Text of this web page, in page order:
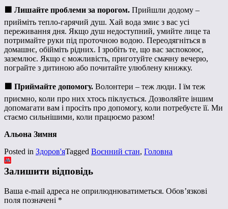
Лишайте проблеми за порогом. Прийшли додому –
прийміть тепло-гарячий душ. Хай вода змиє з вас усі
переживання дня. Якщо душ недоступний, умийте лице та
потримайте руки під проточною водою. Переодягніться в
домашнє, обійміть рідних. І зробіть те, що вас заспокоює,
заземлює. Якщо є можливість, приготуйте смачну вечерю,
пограйте з дитиною або почитайте улюблену книжку.
Приймайте допомогу. Волонтери – теж люди. І їм теж
приємно, коли про них хтось піклується. Дозволяйте іншим
допомагати вам і просіть про допомогу, коли потребуєте її. Ми
стаємо сильнішими, коли працюємо разом!
Альона Зимня
Posted in Здоров'яTagged Воєнний стан, Головна
Залишити відповідь
Ваша e-mail адреса не оприлюднюватиметься. Обов’язкові
поля позначені *